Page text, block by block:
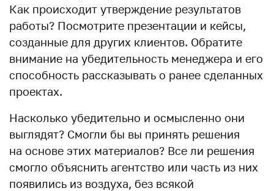
Как происходит утверждение результатов
работы? Посмотрите презентации и кейсы,
созданные для других клиентов. Обратите
внимание на убедительность менеджера и его
способность рассказывать о ранее сделанных
проектах.
Насколько убедительно и осмысленно они
выглядят? Смогли бы вы принять решения
на основе этих материалов? Все ли решения
смогло объяснить агентство или часть из них
появились из воздуха, без всякой